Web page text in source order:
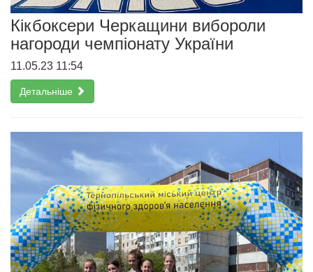
Кікбоксери Черкащини вибороли
нагороди чемпіонату України
11.05.23 11:54
Детальніше